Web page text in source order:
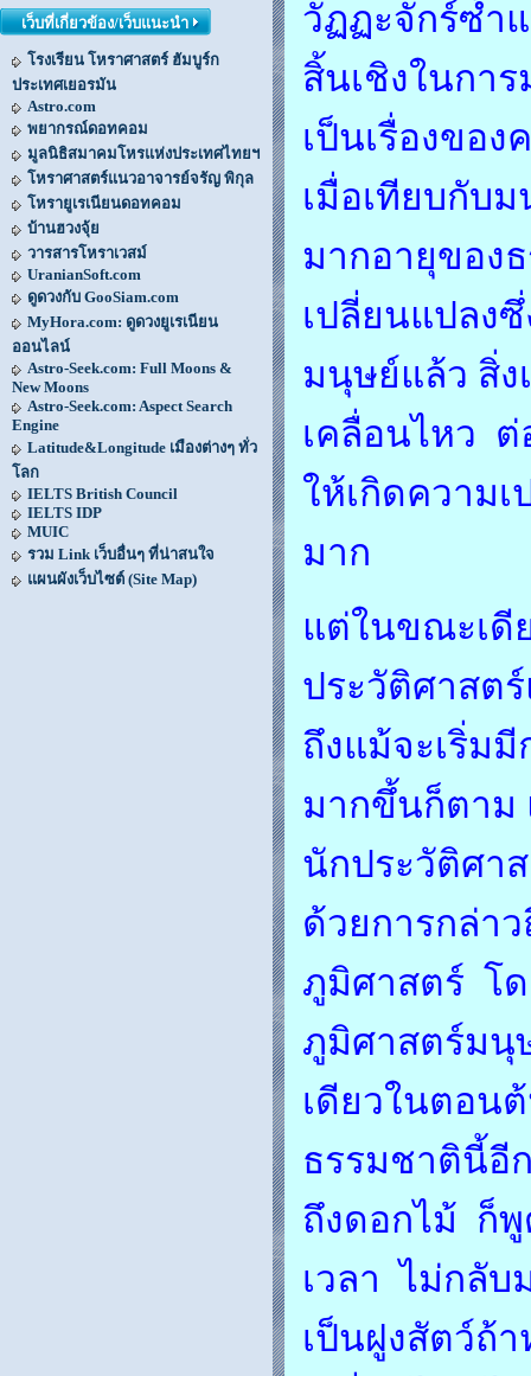
เว็บที่เกี่ยวข้อง/เว็บแนะนำ
โรงเรียน โหราศาสตร์ ฮัมบูร์ก
ประเทศเยอรมัน
Astro.com
พยากรณ์ดอทคอม
มูลนิธิสมาคมโหรแห่งประเทศไทยฯ
โหราศาสตร์แนวอาจารย์จรัญ พิกุล
โหรายูเรเนียนดอทคอม
บ้านฮวงจุ้ย
วารสารโหราเวสม์
UranianSoft.com
ดูดวงกับ GooSiam.com
MyHora.com: ดูดวงยูเรเนียน
ออนไลน์
Astro-Seek.com: Full Moons &
New Moons
Astro-Seek.com: Aspect Search
Engine
Latitude&Longitude เมืองต่างๆ ทั่ว
โลก
IELTS British Council
IELTS IDP
MUIC
รวม Link เว็บอื่นๆ ที่น่าสนใจ
แผนผังเว็บไซต์ (Site Map)
วัฏฏะจักร์ซ้ำ
สิ้นเชิงในกา
เป็นเรื่องขอ
เมื่อเทียบกับ
มากอายุของ
เปลี่ยนแปลง
มนุษย์แล้ว สิ่ง
เคลื่อนไหว ต่
ให้เกิดความ
มาก
แต่ในขณะเดี
ประวัติศาสต
ถึงแม้จะเริ่ม
มากขึ้นก็ตาม
นักประวัติศา
ด้วยการกล่า
ภูมิศาสตร์ โ
ภูมิศาสตร์มนุ
เดียวในตอน
ธรรมชาตินี้อี
ถึงดอกไม้ ก็
เวลา ไม่กลั
เป็นฝูงสัตว์ถ้